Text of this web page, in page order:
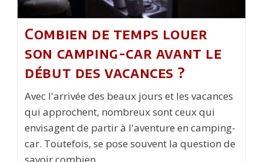
Combien de temps louer
son camping-car avant le
début des vacances ?
Avec l'arrivée des beaux jours et les vacances
qui approchent, nombreux sont ceux qui
envisagent de partir à l'aventure en camping-
car. Toutefois, se pose souvent la question de
savoir combien…